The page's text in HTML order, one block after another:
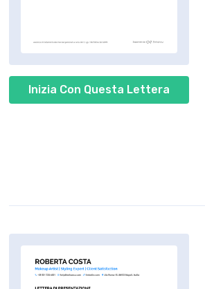
Inizia Con Questa Lettera